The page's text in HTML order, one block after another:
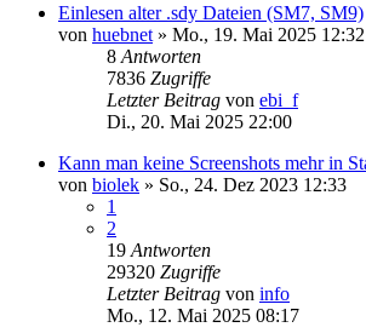
Einlesen alter .sdy Dateien (SM7, SM9)
von huebnet » Mo., 19. Mai 2025 12:32
8 Antworten
7836 Zugriffe
Letzter Beitrag von ebi_f
Di., 20. Mai 2025 22:00
Kann man keine Screenshots mehr in
von biolek » So., 24. Dez 2023 12:33
1
2
19 Antworten
29320 Zugriffe
Letzter Beitrag von info
Mo., 12. Mai 2025 08:17